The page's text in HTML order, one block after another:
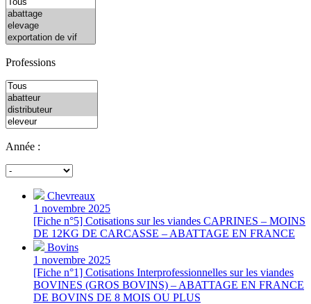
Professions
Année :
Chevreaux
1 novembre 2025
[Fiche n°5] Cotisations sur les viandes CAPRINES – MOINS
DE 12KG DE CARCASSE – ABATTAGE EN FRANCE
Bovins
1 novembre 2025
[Fiche n°1] Cotisations Interprofessionnelles sur les viandes
BOVINES (GROS BOVINS) – ABATTAGE EN FRANCE
DE BOVINS DE 8 MOIS OU PLUS